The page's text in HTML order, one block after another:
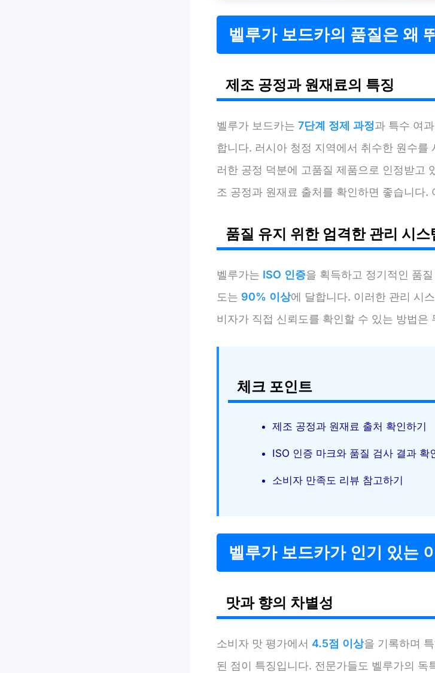
벨루가 보드카의 품질은 왜
제조 공정과 원재료의 특징
벨루가 보드카는 7단계 정제 과정과 특수 여
합니다. 러시아 청정 지역에서 취수한 원수를
러한 공정 덕분에 고품질 제품으로 인정받고
조 공정과 원재료 출처를 확인하면 좋습니다.
품질 유지 위한 엄격한 관리 시스
벨루가는 ISO 인증을 획득하고 정기적인 품
도는 90% 이상에 달합니다. 이러한 관리 시
비자가 직접 신뢰도를 확인할 수 있는 방법은
체크 포인트
제조 공정과 원재료 출처 확인하기
ISO 인증 마크와 품질 검사 결과 확
소비자 만족도 리뷰 참고하기
벨루가 보드카가 인기 있는
맛과 향의 차별성
소비자 맛 평가에서 4.5점 이상을 기록하며
된 점이 특징입니다. 전문가들도 벨루가의 독